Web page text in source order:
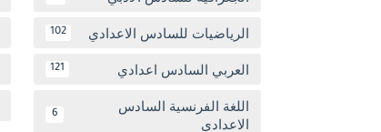
الرياضيات للسادس الاعدادي 102
العربي السادس اعدادي 121
اللغة الفرنسية السادس
الاعدادي
6